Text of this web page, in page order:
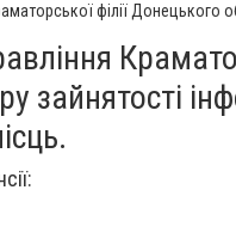
філії Донецького
зайнятості